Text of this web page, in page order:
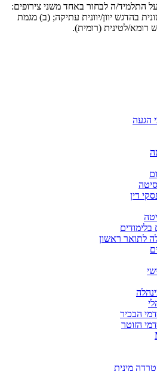
התלמיד/ה לבחור באחד משני צירופים:
בהדגש יוון/יוונית עתיקה; (ב) מגמת
רומא/לטינית (רומית).
הגעה
דין
בלימודים
לתואר ראשון
הבכיר
הזוטר
מינית